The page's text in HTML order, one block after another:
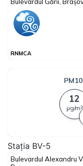
Stația BV-5